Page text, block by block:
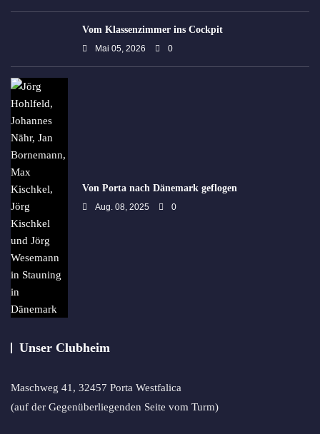
Vom Klassenzimmer ins Cockpit
Mai 05, 2026 0
Von Porta nach Dänemark geflogen
Aug. 08, 2025 0
Unser Clubheim
Maschweg 41, 32457 Porta Westfalica
(auf der Gegenüberliegenden Seite vom Turm)